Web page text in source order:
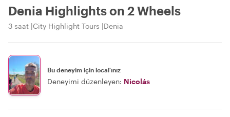
Denia Highlights on 2 Wheels
3 saat City Highlight Tours Denia
Bu deneyim için local'ınız
Deneyimi düzenleyen: Nicolás